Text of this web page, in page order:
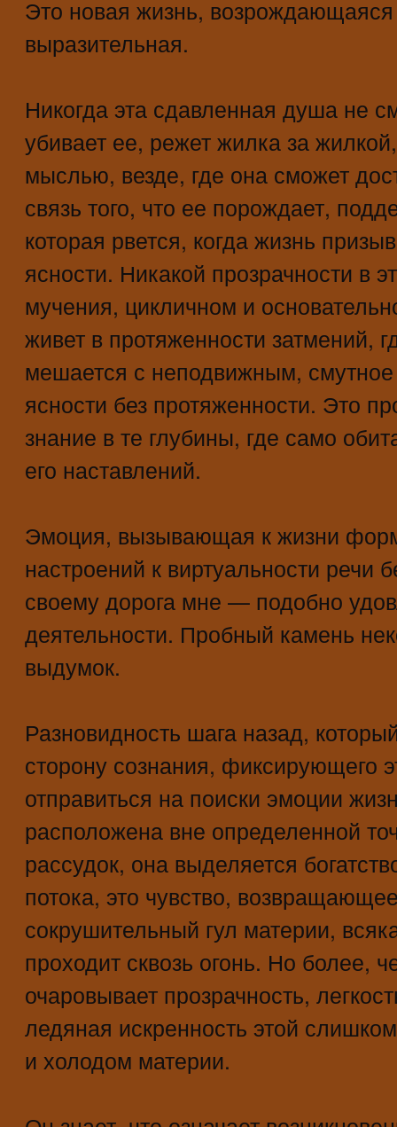
Это новая жизнь,
выразительная.
Никогда эта сдавленная душа не
убивает ее, режет жилка за
мыслью, везде, где она сможет
связь того, что ее порождает,
которая рвется, когда жизнь
ясности. Никакой прозрачности в
мучения, цикличном и
живет в протяженности затмений,
мешается с неподвижным,
ясности без протяженности. Это
знание в те глубины, где само
его наставлений.
Эмоция, вызывающая к жизни
настроений к виртуальности речи
своему дорога мне — подобно
деятельности. Пробный камень
выдумок.
Разновидность шага назад,
сторону сознания, фиксирующего
отправиться на поиски эмоции
расположена вне определенной
рассудок, она выделяется
потока, это чувство,
сокрушительный гул материи,
проходит сквозь огонь. Но более,
очаровывает прозрачность,
ледяная искренность этой
и холодом материи.